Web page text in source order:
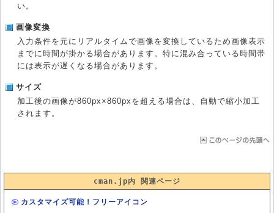
い。
画像変換
入力条件を元にリアルタイムで画像を変換しているため画像表示
までに時間が掛かる場合があります。特に混み合っている時間帯
には表示が遅くなる場合があります。
サイズ
加工後の画像が860px×860pxを超える場合は、自動で縮小加工
されます。
cman.jp内 関連ページ
カスタマイズ可能！フリーアイコン